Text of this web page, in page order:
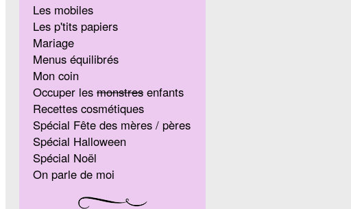
Les mobiles
Les p'tits papiers
Mariage
Menus équilibrés
Mon coin
Occuper les monstres enfants
Recettes cosmétiques
Spécial Fête des mères / pères
Spécial Halloween
Spécial Noël
On parle de moi